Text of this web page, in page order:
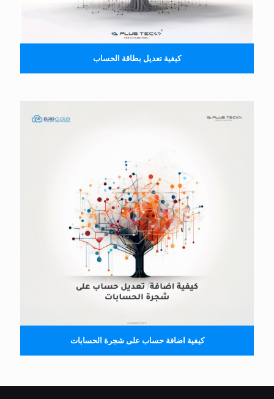
كيفية تعديل بطاقة الحساب
كيفية اضافة حساب على شجرة الحسابات